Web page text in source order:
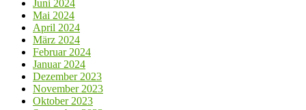
Juni 2024
Mai 2024
April 2024
März 2024
Februar 2024
Januar 2024
Dezember 2023
November 2023
Oktober 2023